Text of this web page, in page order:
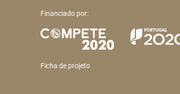
Financiado por:
Ficha de projeto